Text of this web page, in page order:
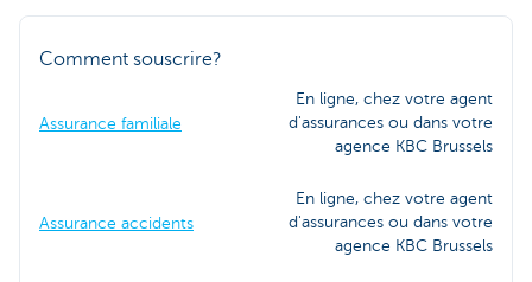
Comment souscrire?
Assurance familiale
En ligne, chez votre agent
d'assurances ou dans votre
agence KBC Brussels
Assurance accidents
En ligne, chez votre agent
d'assurances ou dans votre
agence KBC Brussels